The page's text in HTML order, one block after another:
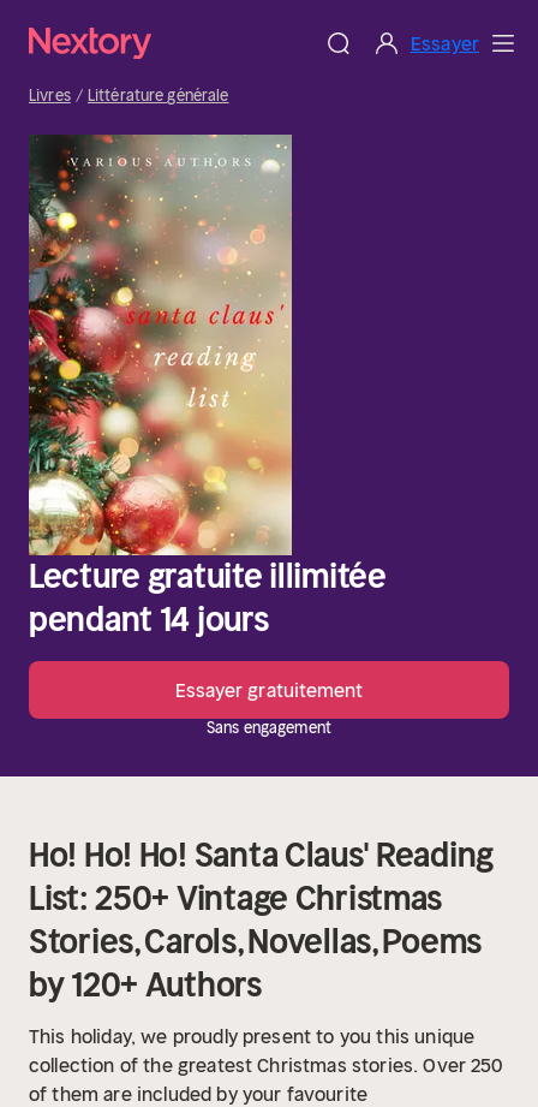
Essayer
Livres Littérature générale
Lecture gratuite illimitée
pendant 14 jours
Essayer gratuitement
Sans engagement
Ho! Ho! Ho! Santa Claus' Reading
List: 250+ Vintage Christmas
Stories, Carols, Novellas, Poems
by 120+ Authors
This holiday, we proudly present to you this unique
collection of the greatest Christmas stories. Over 250
of them are included by your favourite